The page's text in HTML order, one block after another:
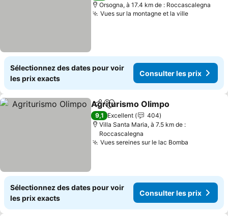
Orsogna, à 17.4 km de : Roccascalegna
Vues sur la montagne et la villeConsulter
Sélectionnez des dates pour voir
les prix exacts
Consulter les prix
PartagerAjouter à mes favoris
Agriturismo Olimpo
9,1 Excellent
404
Villa Santa Maria, à 7.5 km de :
Roccascalegna
Vues sereines sur le lac Bomba
Sélectionnez des dates pour voir
les prix exacts
Consulter les prix